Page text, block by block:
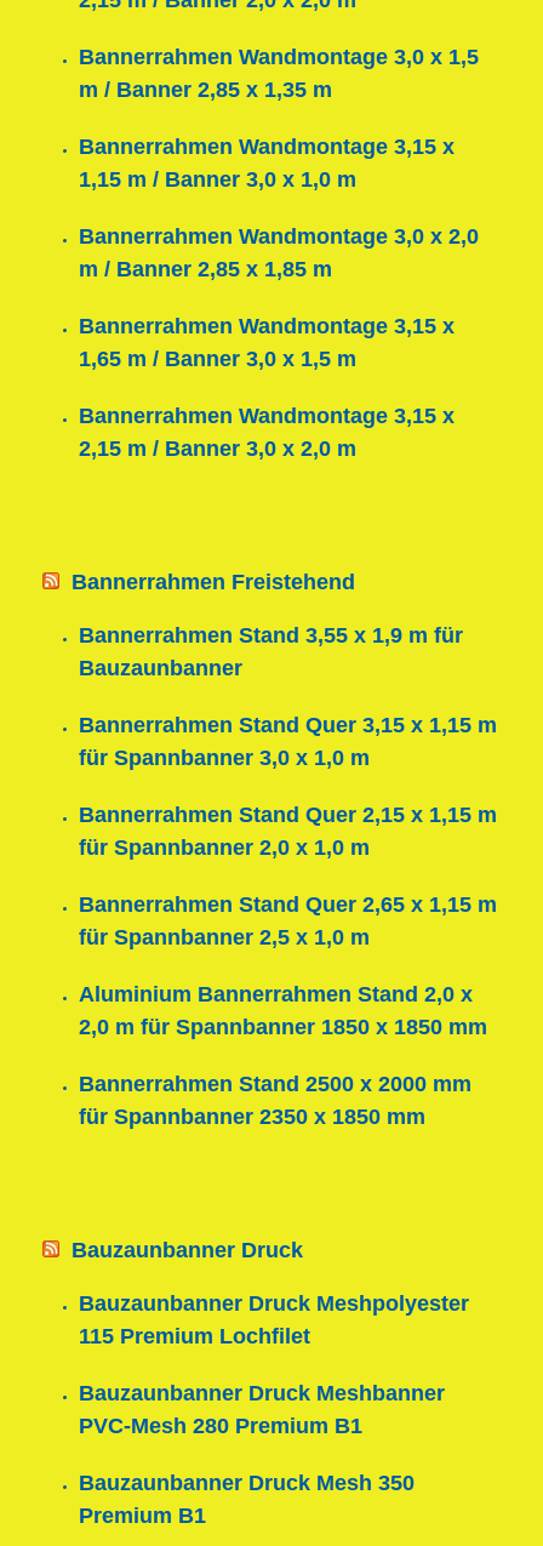
Bannerrahmen Wandmontage 3,0 x 1,5
m / Banner 2,85 x 1,35 m
Bannerrahmen Wandmontage 3,15 x
1,15 m / Banner 3,0 x 1,0 m
Bannerrahmen Wandmontage 3,0 x 2,0
m / Banner 2,85 x 1,85 m
Bannerrahmen Wandmontage 3,15 x
1,65 m / Banner 3,0 x 1,5 m
Bannerrahmen Wandmontage 3,15 x
2,15 m / Banner 3,0 x 2,0 m
Bannerrahmen Freistehend
Bannerrahmen Stand 3,55 x 1,9 m für
Bauzaunbanner
Bannerrahmen Stand Quer 3,15 x 1,15 m
für Spannbanner 3,0 x 1,0 m
Bannerrahmen Stand Quer 2,15 x 1,15 m
für Spannbanner 2,0 x 1,0 m
Bannerrahmen Stand Quer 2,65 x 1,15 m
für Spannbanner 2,5 x 1,0 m
Aluminium Bannerrahmen Stand 2,0 x
2,0 m für Spannbanner 1850 x 1850 mm
Bannerrahmen Stand 2500 x 2000 mm
für Spannbanner 2350 x 1850 mm
Bauzaunbanner Druck
Bauzaunbanner Druck Meshpolyester
115 Premium Lochfilet
Bauzaunbanner Druck Meshbanner
PVC-Mesh 280 Premium B1
Bauzaunbanner Druck Mesh 350
Premium B1